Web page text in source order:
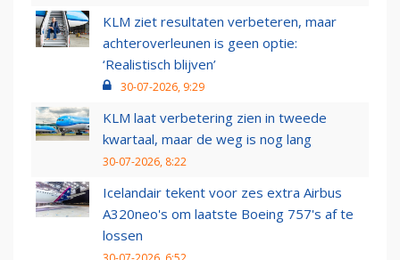
KLM ziet resultaten verbeteren, maar
achteroverleunen is geen optie:
‘Realistisch blijven’
30-07-2026, 9:29
KLM laat verbetering zien in tweede
kwartaal, maar de weg is nog lang
30-07-2026, 8:22
Icelandair tekent voor zes extra Airbus
A320neo's om laatste Boeing 757's af te
lossen